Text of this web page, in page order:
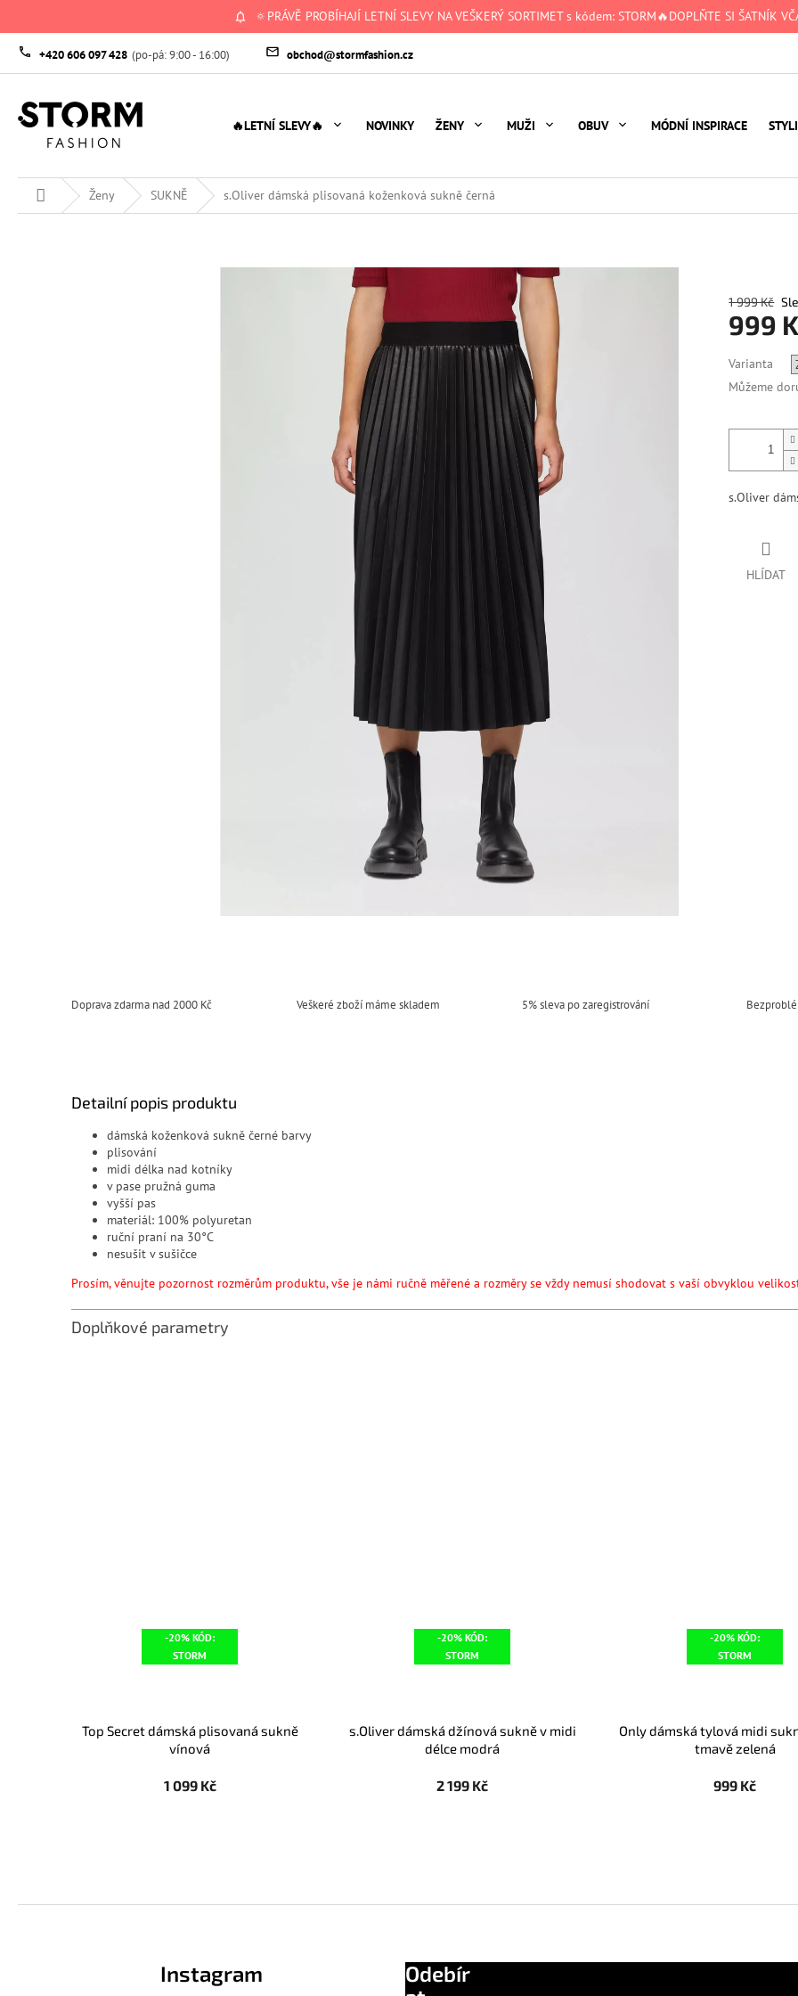
🔅PRÁVĚ PROBÍHAJÍ LETNÍ SLEVY NA VEŠKERÝ SORTIMET s kódem: STORM🔥DOPLŇTE SI ŠATNÍK
+420 606 097 428 obchod@stormfashion.cz
🔥LETNÍ SLEVY🔥 NOVINKY ŽENY MUŽI OBUV MÓDNÍ INSPIRACE
Domů Ženy SUKNĚ s.Oliver dámská plisovaná koženková sukně černá
1 999 Kč
999
cena:
Varianta
Můžeme
s.Oliver
HLÍDAT
Doprava zdarma nad 2000 Kč Veškeré zboží máme skladem 5% sleva po zaregistrování
Detailní popis produktu
dámská koženková sukně černé barvy
plisování
midi délka nad kotníky
v pase pružná guma
vyšší pas
materiál: 100% polyuretan
ruční praní na 30°C
nesušit v sušičce
Prosím, věnujte pozornost rozměrům produktu, vše je námi ručně měřené a rozměry se vždy nemusí shodovat s vaší obvyklou
Doplňkové parametry
-20% KÓD:
STORM
Top Secret dámská plisovaná sukně
vínová
1 099 Kč
-20% KÓD:
STORM
s.Oliver dámská džínová sukně v midi
délce modrá
2 199 Kč
-20% KÓD:
STORM
Only dámská tylová midi
tmavě zelená
999 Kč
Instagram
Odebír